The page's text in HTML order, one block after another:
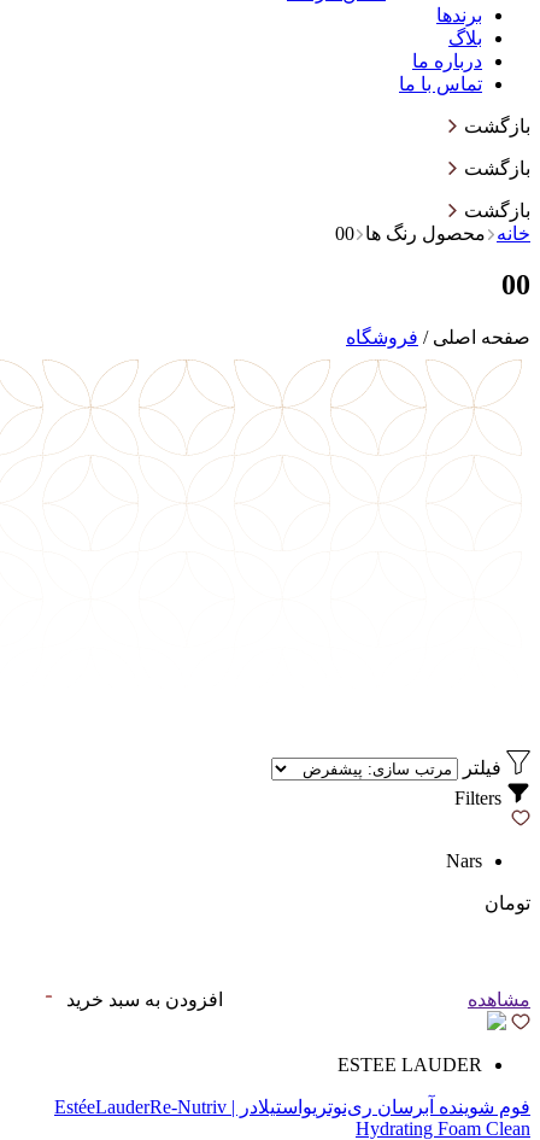
برندها
بلاگ
درباره ما
تماس با ما
بازگشت
بازگشت
بازگشت
خانه
محصول رنگ ها 00
00
صفحه اصلی / فروشگاه
فیلتر
Nars
تومان
مشاهده افزودن به سبد خرید
ESTEE LAUDER
فوم شوینده آبرسان ری‌نوتریواستیلادر | EstéeLauderRe-Nutriv
Hydrating Foam Clean